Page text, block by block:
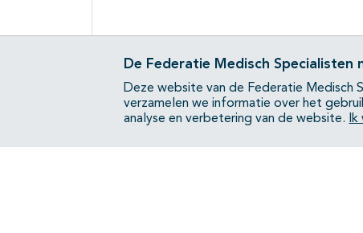
De Federatie Medisch Specialisten
Deze website van de Federatie Medisch
verzamelen we informatie over het
analyse en verbetering van de website.